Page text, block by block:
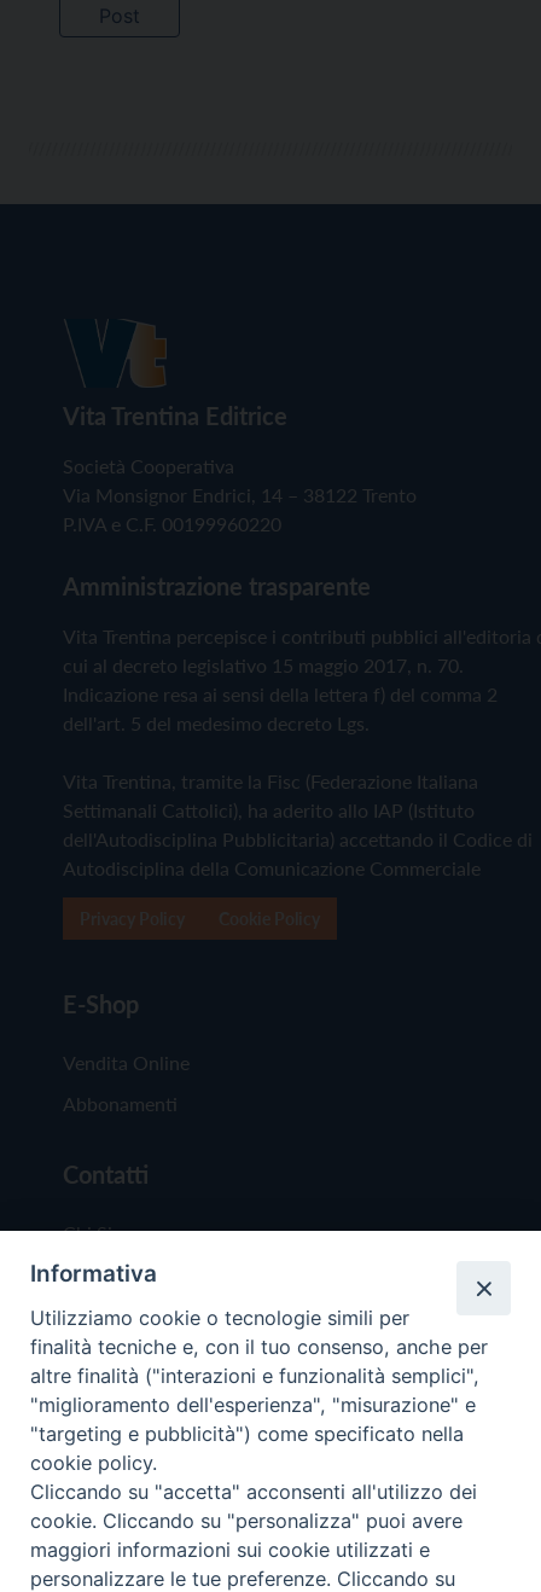
Vita Trentina Editrice
Società Cooperativa
Via Monsignor Endrici, 14 – 38122 Trento
P.IVA e C.F. 00199960220
Amministrazione trasparente
Vita Trentina percepisce i contributi pubblici all'editoria
cui al decreto legislativo 15 maggio 2017, n. 70.
Indicazione resa ai sensi della lettera f) del comma 2
dell'art. 5 del medesimo decreto Lgs.
Vita Trentina, tramite la Fisc (Federazione Italiana
Settimanali Cattolici), ha aderito allo IAP (Istituto
dell'Autodisciplina Pubblicitaria) accettando il Codice di
Autodisciplina della Comunicazione Commerciale
E-Shop
Vendita Online
Abbonamenti
Contatti
Chi Siamo
Redazione
Scrivici
Copyright © 2019 - Tutti i diritti riservati - Vita
Trentina Editrice
Privacy Policy
Informativa
Utilizziamo cookie o tecnologie simili per
finalità tecniche e, con il tuo consenso, anche per
altre finalità ("interazioni e funzionalità semplici",
"miglioramento dell'esperienza", "misurazione" e
"targeting e pubblicità") come specificato nella
cookie policy.
Cliccando su "accetta" acconsenti all'utilizzo dei
cookie. Cliccando su "personalizza" puoi avere
maggiori informazioni sui cookie utilizzati e
personalizzare le tue preferenze. Cliccando su